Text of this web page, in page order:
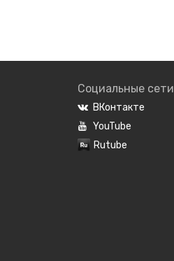
Социальные сети
ВКонтакте
YouTube
Rutube